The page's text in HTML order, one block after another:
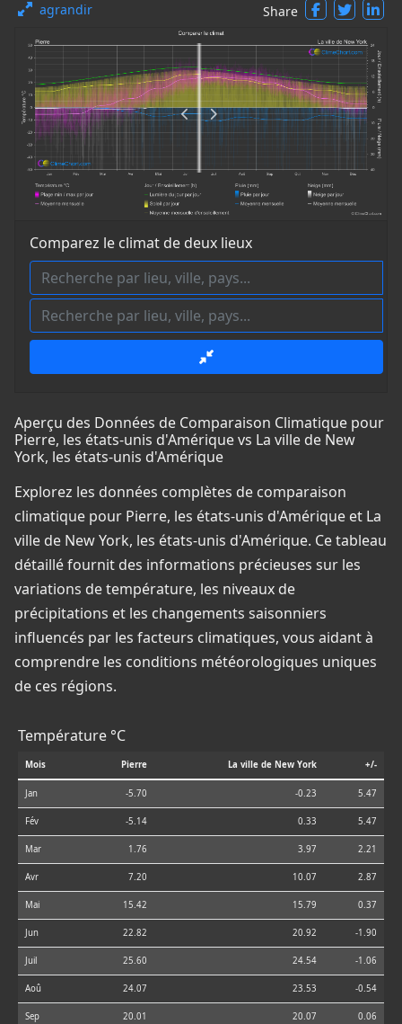
agrandir Share
Comparez le climat de deux lieux
Aperçu des Données de Comparaison Climatique pour
Pierre, les états-unis d'Amérique vs La ville de New
York, les états-unis d'Amérique
Explorez les données complètes de comparaison
climatique pour Pierre, les états-unis d'Amérique et La
ville de New York, les états-unis d'Amérique. Ce tableau
détaillé fournit des informations précieuses sur les
variations de température, les niveaux de
précipitations et les changements saisonniers
influencés par les facteurs climatiques, vous aidant à
comprendre les conditions météorologiques uniques
de ces régions.
Température °C
Mois Pierre La ville de New York +/-
Jan -5.70 -0.23 5.47
Fév -5.14 0.33 5.47
Mar 1.76 3.97 2.21
Avr 7.20 10.07 2.87
Mai 15.42 15.79 0.37
Jun 22.82 20.92 -1.90
Juil 25.60 24.54 -1.06
Aoû 24.07 23.53 -0.54
Sep 20.01 20.07 0.06